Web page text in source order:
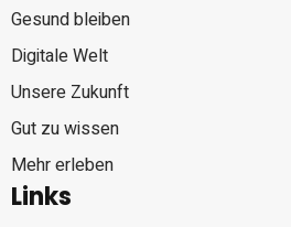
Gesund bleiben
Digitale Welt
Unsere Zukunft
Gut zu wissen
Mehr erleben
Links